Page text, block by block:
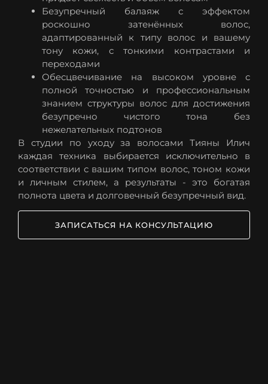
Безупречный балаяж с эффектом
роскошно затенённых волос,
адаптированный к типу волос и вашему
тону кожи, с тонкими контрастами и
переходами
Обесцвечивание на высоком уровне с
полной точностью и профессиональным
знанием структуры волос для достижения
безупречно чистого тона без
нежелательных подтонов
В студии по уходу за волосами Тияны Илич
каждая техника выбирается исключительно в
соответствии с вашим типом волос, тоном кожи
и личным стилем, а результаты - это богатая
полнота цвета и долговечный безупречный вид.
ЗАПИСАТЬСЯ НА КОНСУЛЬТАЦИЮ